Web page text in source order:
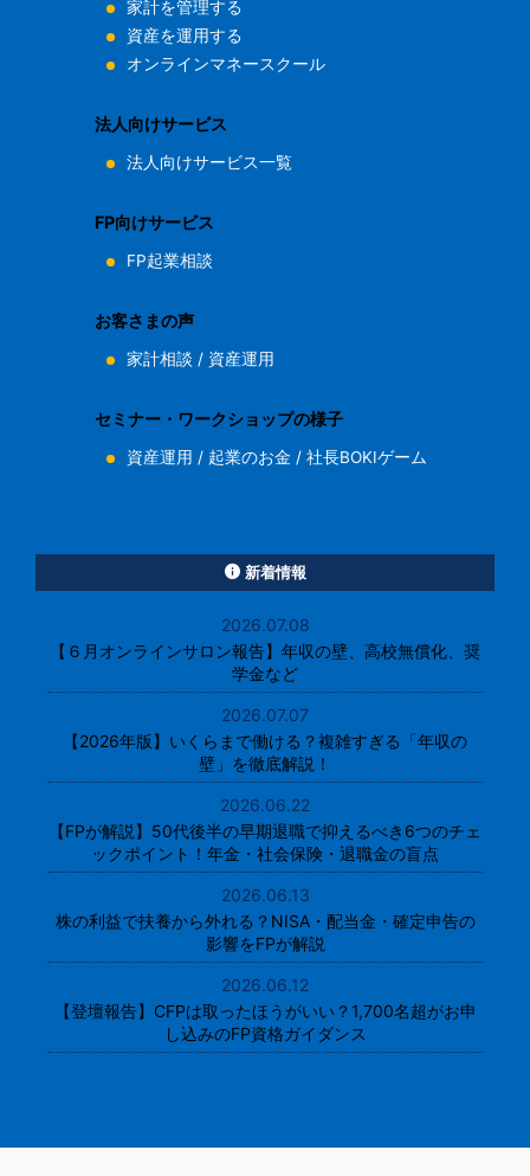
家計を管理する
資産を運用する
オンラインマネースクール
法人向けサービス
法人向けサービス一覧
FP向けサービス
FP起業相談
お客さまの声
家計相談 / 資産運用
セミナー・ワークショップの様子
資産運用 / 起業のお金 /社長BOKIゲーム
新着情報
2026.07.08
【６月オンラインサロン報告】年収の壁、高校無償化、奨
学金など
2026.07.07
【2026年版】いくらまで働ける？複雑すぎる「年収の
壁」を徹底解説！
2026.06.22
【FPが解説】50代後半の早期退職で抑えるべき6つのチェ
ックポイント！年金・社会保険・退職金の盲点
2026.06.13
株の利益で扶養から外れる？NISA・配当金・確定申告の
影響をFPが解説
2026.06.12
【登壇報告】CFPは取ったほうがいい？1,700名超がお申
し込みのFP資格ガイダンス